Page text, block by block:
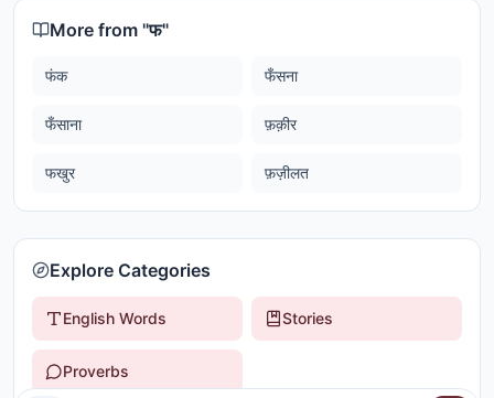
More from "फ"
फंक फँसना
फँसाना फ़क़ीर
फखुर फ़ज़ीलत
Explore Categories
English Words Stories
Proverbs